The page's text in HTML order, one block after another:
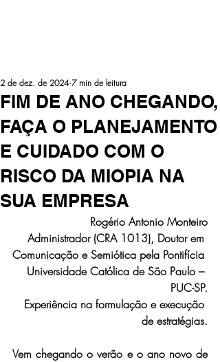
FIM DE ANO CHEGANDO,
FAÇA O PLANEJAMENTO
E CUIDADO COM O
RISCO DA MIOPIA NA
SUA EMPRESA
2 de dez. de 2024 7 min de leitura
Rogério Antonio Monteiro
Administrador (CRA 1013), Doutor em
Comunicação e Semiótica pela Pontifícia
Universidade Católica de São Paulo –
PUC-SP.
Experiência na formulação e execução
de estratégias.
Vem chegando o verão e o ano novo de